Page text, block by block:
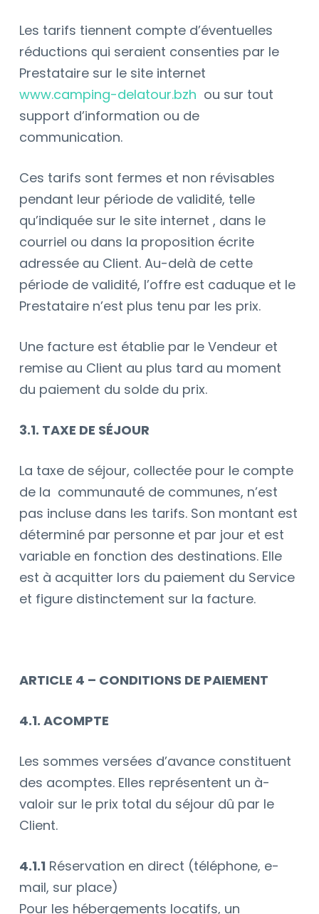
Les tarifs tiennent compte d’éventuelles
réductions qui seraient consenties par le
Prestataire sur le site internet
www.camping-delatour.bzh ou sur tout
support d’information ou de
communication.
Ces tarifs sont fermes et non révisables
pendant leur période de validité, telle
qu’indiquée sur le site internet , dans le
courriel ou dans la proposition écrite
adressée au Client. Au-delà de cette
période de validité, l’offre est caduque et le
Prestataire n’est plus tenu par les prix.
Une facture est établie par le Vendeur et
remise au Client au plus tard au moment
du paiement du solde du prix.
3.1. TAXE DE SÉJOUR
La taxe de séjour, collectée pour le compte
de la communauté de communes, n’est
pas incluse dans les tarifs. Son montant est
déterminé par personne et par jour et est
variable en fonction des destinations. Elle
est à acquitter lors du paiement du Service
et figure distinctement sur la facture.
ARTICLE 4 – CONDITIONS DE PAIEMENT
4.1. ACOMPTE
Les sommes versées d’avance constituent
des acomptes. Elles représentent un à-
valoir sur le prix total du séjour dû par le
Client.
4.1.1 Réservation en direct (téléphone, e-
mail, sur place)
Pour les hébergements locatifs, un